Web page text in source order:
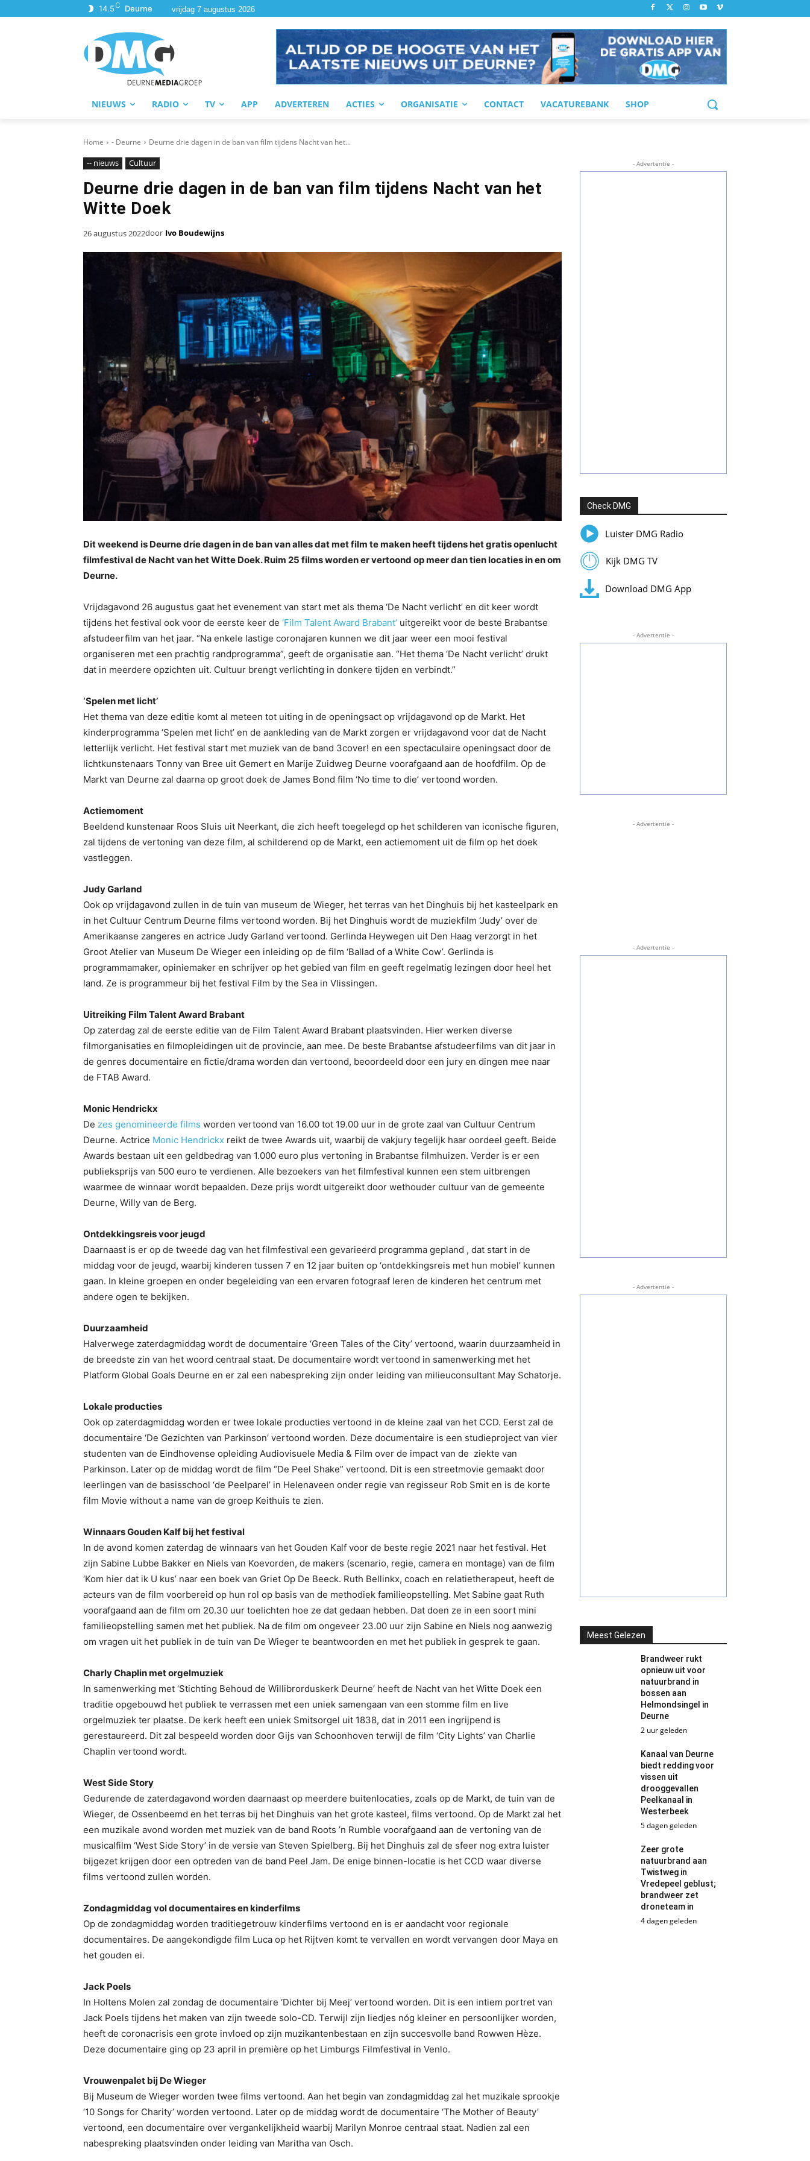
14.5C Deurne vrijdag 7 augustus 2026
NIEUWS RADIO TV APP ADVERTEREN ACTIES ORGANISATIE CONTACT VACATUREBANK SHOP
Home - Deurne Deurne drie dagen in de ban van film tijdens Nacht van het...
-- nieuws Cultuur
Deurne drie dagen in de ban van film tijdens Nacht van het
Witte Doek
26 augustus 2022door Ivo Boudewijns
Dit weekend is Deurne drie dagen in de ban van alles dat met film te maken heeft tijdens het gratis openlucht
filmfestival de Nacht van het Witte Doek. Ruim 25 films worden er vertoond op meer dan tien locaties in en om
Deurne.
Vrijdagavond 26 augustus gaat het evenement van start met als thema ‘De Nacht verlicht’ en dit keer wordt
tijdens het festival ook voor de eerste keer de ‘Film Talent Award Brabant’ uitgereikt voor de beste Brabantse
afstudeerfilm van het jaar. “Na enkele lastige coronajaren kunnen we dit jaar weer een mooi festival
organiseren met een prachtig randprogramma”, geeft de organisatie aan. “Het thema ‘De Nacht verlicht’ drukt
dat in meerdere opzichten uit. Cultuur brengt verlichting in donkere tijden en verbindt.”
‘Spelen met licht’
Het thema van deze editie komt al meteen tot uiting in de openingsact op vrijdagavond op de Markt. Het
kinderprogramma ‘Spelen met licht’ en de aankleding van de Markt zorgen er vrijdagavond voor dat de Nacht
letterlijk verlicht. Het festival start met muziek van de band 3cover! en een spectaculaire openingsact door de
lichtkunstenaars Tonny van Bree uit Gemert en Marije Zuidweg Deurne voorafgaand aan de hoofdfilm. Op de
Markt van Deurne zal daarna op groot doek de James Bond film ‘No time to die’ vertoond worden.
Actiemoment
Beeldend kunstenaar Roos Sluis uit Neerkant, die zich heeft toegelegd op het schilderen van iconische figuren,
zal tijdens de vertoning van deze film, al schilderend op de Markt, een actiemoment uit de film op het doek
vastleggen.
Judy Garland
Ook op vrijdagavond zullen in de tuin van museum de Wieger, het terras van het Dinghuis bij het kasteelpark en
in het Cultuur Centrum Deurne films vertoond worden. Bij het Dinghuis wordt de muziekfilm ‘Judy’ over de
Amerikaanse zangeres en actrice Judy Garland vertoond. Gerlinda Heywegen uit Den Haag verzorgt in het
Groot Atelier van Museum De Wieger een inleiding op de film ‘Ballad of a White Cow’. Gerlinda is
programmamaker, opiniemaker en schrijver op het gebied van film en geeft regelmatig lezingen door heel het
land. Ze is programmeur bij het festival Film by the Sea in Vlissingen.
Uitreiking Film Talent Award Brabant
Op zaterdag zal de eerste editie van de Film Talent Award Brabant plaatsvinden. Hier werken diverse
filmorganisaties en filmopleidingen uit de provincie, aan mee. De beste Brabantse afstudeerfilms van dit jaar in
de genres documentaire en fictie/drama worden dan vertoond, beoordeeld door een jury en dingen mee naar
de FTAB Award.
Monic Hendrickx
De zes genomineerde films worden vertoond van 16.00 tot 19.00 uur in de grote zaal van Cultuur Centrum
Deurne. Actrice Monic Hendrickx reikt de twee Awards uit, waarbij de vakjury tegelijk haar oordeel geeft. Beide
Awards bestaan uit een geldbedrag van 1.000 euro plus vertoning in Brabantse filmhuizen. Verder is er een
publieksprijs van 500 euro te verdienen. Alle bezoekers van het filmfestival kunnen een stem uitbrengen
waarmee de winnaar wordt bepaalden. Deze prijs wordt uitgereikt door wethouder cultuur van de gemeente
Deurne, Willy van de Berg.
Ontdekkingsreis voor jeugd
Daarnaast is er op de tweede dag van het filmfestival een gevarieerd programma gepland , dat start in de
middag voor de jeugd, waarbij kinderen tussen 7 en 12 jaar buiten op ‘ontdekkingsreis met hun mobiel’ kunnen
gaan. In kleine groepen en onder begeleiding van een ervaren fotograaf leren de kinderen het centrum met
andere ogen te bekijken.
Duurzaamheid
Halverwege zaterdagmiddag wordt de documentaire ‘Green Tales of the City’ vertoond, waarin duurzaamheid in
de breedste zin van het woord centraal staat. De documentaire wordt vertoond in samenwerking met het
Platform Global Goals Deurne en er zal een nabespreking zijn onder leiding van milieuconsultant May Schatorje.
Lokale producties
Ook op zaterdagmiddag worden er twee lokale producties vertoond in de kleine zaal van het CCD. Eerst zal de
documentaire ‘De Gezichten van Parkinson’ vertoond worden. Deze documentaire is een studieproject van vier
studenten van de Eindhovense opleiding Audiovisuele Media & Film over de impact van de ziekte van
Parkinson. Later op de middag wordt de film “De Peel Shake” vertoond. Dit is een streetmovie gemaakt door
leerlingen van de basisschool ‘de Peelparel’ in Helenaveen onder regie van regisseur Rob Smit en is de korte
film Movie without a name van de groep Keithuis te zien.
Winnaars Gouden Kalf bij het festival
In de avond komen zaterdag de winnaars van het Gouden Kalf voor de beste regie 2021 naar het festival. Het
zijn Sabine Lubbe Bakker en Niels van Koevorden, de makers (scenario, regie, camera en montage) van de film
‘Kom hier dat ik U kus’ naar een boek van Griet Op De Beeck. Ruth Bellinkx, coach en relatietherapeut, heeft de
acteurs van de film voorbereid op hun rol op basis van de methodiek familieopstelling. Met Sabine gaat Ruth
voorafgaand aan de film om 20.30 uur toelichten hoe ze dat gedaan hebben. Dat doen ze in een soort mini
familieopstelling samen met het publiek. Na de film om ongeveer 23.00 uur zijn Sabine en Niels nog aanwezig
om vragen uit het publiek in de tuin van De Wieger te beantwoorden en met het publiek in gesprek te gaan.
Charly Chaplin met orgelmuziek
In samenwerking met ‘Stichting Behoud de Willibrorduskerk Deurne’ heeft de Nacht van het Witte Doek een
traditie opgebouwd het publiek te verrassen met een uniek samengaan van een stomme film en live
orgelmuziek ter plaatse. De kerk heeft een uniek Smitsorgel uit 1838, dat in 2011 een ingrijpend is
gerestaureerd. Dit zal bespeeld worden door Gijs van Schoonhoven terwijl de film ‘City Lights’ van Charlie
Chaplin vertoond wordt.
West Side Story
Gedurende de zaterdagavond worden daarnaast op meerdere buitenlocaties, zoals op de Markt, de tuin van de
Wieger, de Ossenbeemd en het terras bij het Dinghuis van het grote kasteel, films vertoond. Op de Markt zal het
een muzikale avond worden met muziek van de band Roots ’n Rumble voorafgaand aan de vertoning van de
musicalfilm ‘West Side Story’ in de versie van Steven Spielberg. Bij het Dinghuis zal de sfeer nog extra luister
bijgezet krijgen door een optreden van de band Peel Jam. De enige binnen-locatie is het CCD waar diverse
films vertoond zullen worden.
Zondagmiddag vol documentaires en kinderfilms
Op de zondagmiddag worden traditiegetrouw kinderfilms vertoond en is er aandacht voor regionale
documentaires. De aangekondigde film Luca op het Rijtven komt te vervallen en wordt vervangen door Maya en
het gouden ei.
Jack Poels
In Holtens Molen zal zondag de documentaire ‘Dichter bij Meej’ vertoond worden. Dit is een intiem portret van
Jack Poels tijdens het maken van zijn tweede solo-CD. Terwijl zijn liedjes nóg kleiner en persoonlijker worden,
heeft de coronacrisis een grote invloed op zijn muzikantenbestaan en zijn succesvolle band Rowwen Hèze.
Deze documentaire ging op 23 april in première op het Limburgs Filmfestival in Venlo.
Vrouwenpalet bij De Wieger
Bij Museum de Wieger worden twee films vertoond. Aan het begin van zondagmiddag zal het muzikale sprookje
‘10 Songs for Charity’ worden vertoond. Later op de middag wordt de documentaire ‘The Mother of Beauty’
vertoond, een documentaire over vergankelijkheid waarbij Marilyn Monroe centraal staat. Nadien zal een
nabespreking plaatsvinden onder leiding van Maritha van Osch.
- Advertentie -
Check DMG
Luister DMG Radio
Kijk DMG TV
Download DMG App
- Advertentie -
- Advertentie -
- Advertentie -
- Advertentie -
Meest Gelezen
Brandweer rukt
opnieuw uit voor
natuurbrand in
bossen aan
Helmondsingel in
Deurne
2 uur geleden
Kanaal van Deurne
biedt redding voor
vissen uit
drooggevallen
Peelkanaal in
Westerbeek
5 dagen geleden
Zeer grote
natuurbrand aan
Twistweg in
Vredepeel geblust;
brandweer zet
droneteam in
4 dagen geleden